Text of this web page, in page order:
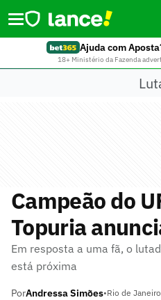
Ajuda com
18+ Ministério da Fazenda
Campeão do
Topuria
Em resposta a uma fã, o
está próxima
PorAndressa Simões•Rio de